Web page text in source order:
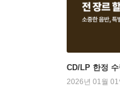
CD/LP 한정
2026년 01월